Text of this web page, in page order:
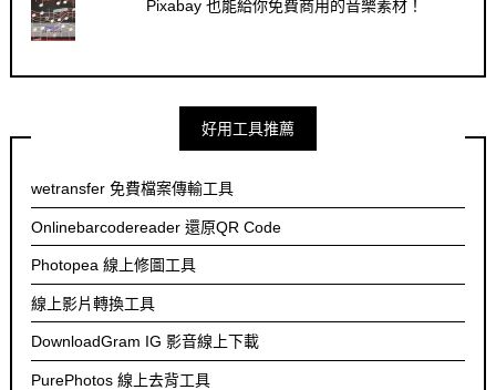
Pixabay 也能給你免費商用的音樂素材！
好用工具推薦
wetransfer 免費檔案傳輸工具
Onlinebarcodereader 還原QR Code
Photopea 線上修圖工具
線上影片轉換工具
DownloadGram IG 影音線上下載
PurePhotos 線上去背工具